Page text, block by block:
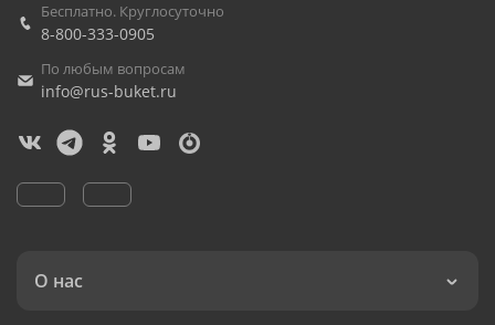
Бесплатно. Круглосуточно
8-800-333-0905
По любым вопросам
info@rus-buket.ru
О нас